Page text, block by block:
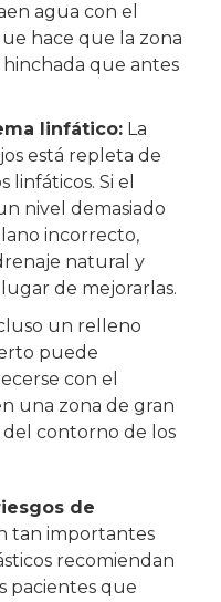
agua con el
hace que la zona
que antes
linfático: La
está repleta de
Si el
nivel demasiado
incorrecto,
natural y
de mejorarlas.
un relleno
puede
con el
una zona de gran
contorno de los
de
tan importantes
recomiendan
pacientes que